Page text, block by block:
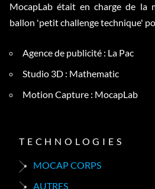
MocapLab était en charge de la
ballon 'petit challenge technique'
Agence de publicité : La Pac
Studio 3D : Mathematic
Motion Capture : MocapLab
TECHNOLOGIES
MOCAP CORPS
AUTRES